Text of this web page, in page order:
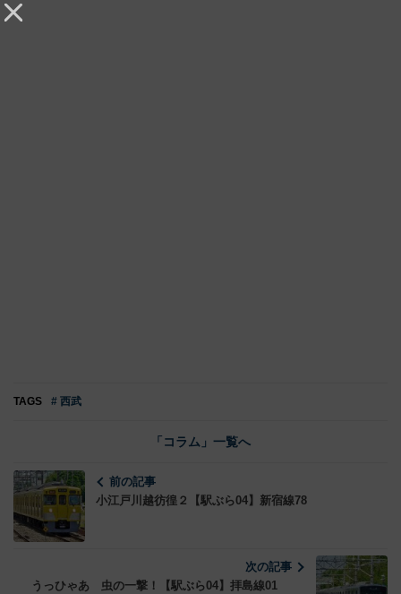
TAGS # 西武
「コラム」一覧へ
前の記事
小江戸川越彷徨２【駅ぶら04】新宿線78
次の記事
うっひゃあ 虫の一撃！【駅ぶら04】拝島線01